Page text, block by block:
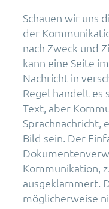
Schauen wir uns
der
nach Zweck und
kann eine Seite
Nachricht in
Regel handelt es
Text, aber
Sprachnachricht,
Bild sein. Der
Kommunikation,
ausgeklammert.
möglicherweise